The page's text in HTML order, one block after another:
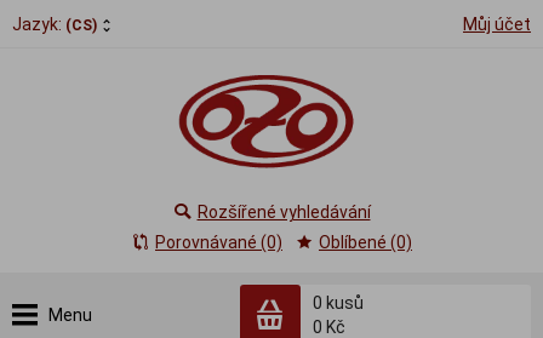
Jazyk: (CS) Můj účet
Menu
0 kusů
0 Kč
Rozšířené vyhledávání
Porovnávané (0)
Oblíbené (0)